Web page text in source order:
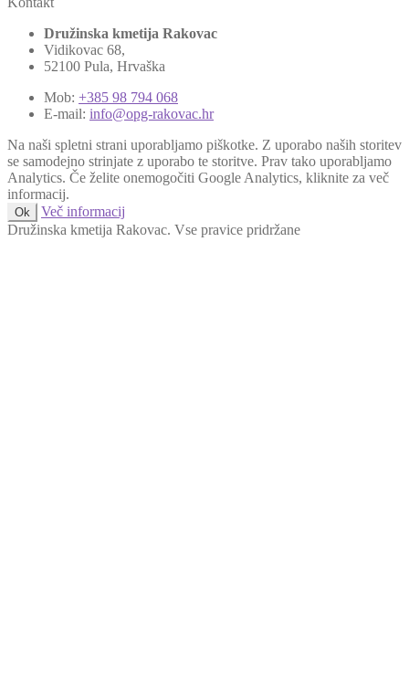
Družinska kmetija Rakovac
Vidikovac 68,
52100 Pula, Hrvaška
Mob: +385 98 794 068
E-mail: info@opg-rakovac.hr
Na naši spletni strani uporabljamo piškotke. Z uporabo naših storitev
se samodejno strinjate z uporabo te storitve. Prav tako uporabljamo
Analytics. Če želite onemogočiti Google Analytics, kliknite za več
informacij.
Ok
Več informacij
Družinska kmetija Rakovac. Vse pravice pridržane